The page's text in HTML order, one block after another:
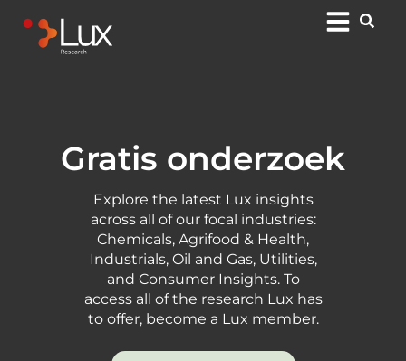
Gratis onderzoek
Explore the latest Lux insights
across all of our focal industries:
Chemicals, Agrifood & Health,
Industrials, Oil and Gas, Utilities,
and Consumer Insights. To
access all of the research Lux has
to offer, become a Lux member.